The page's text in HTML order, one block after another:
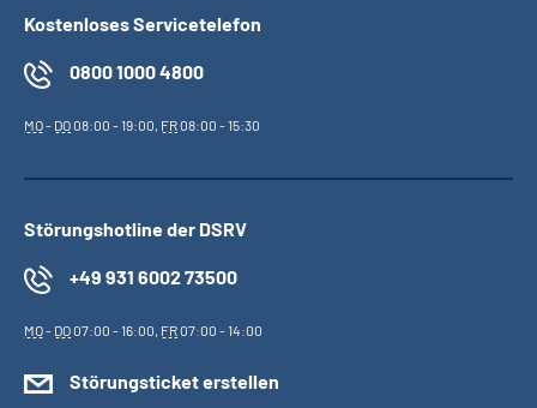
Kostenloses Servicetelefon
0800 1000 4800
MO- DO08:00 - 19:00, FR08:00 - 15:30
Störungshotline der DSRV
+49 931 6002 73500
MO- DO07:00 - 16:00, FR07:00 - 14:00
Störungsticket erstellen